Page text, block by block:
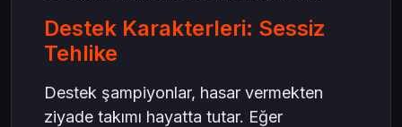
Destek Karakterleri: Sessiz
Tehlike
Destek şampiyonlar, hasar vermekten
ziyade takımı hayatta tutar. Eğer